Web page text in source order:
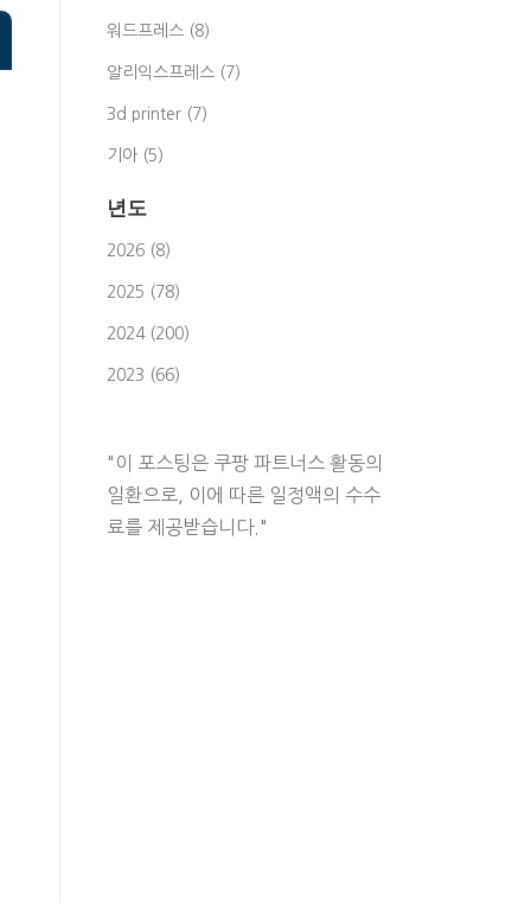
워드프레스 (8)
알리익스프레스 (7)
3d printer (7)
기아 (5)
년도
2026 (8)
2025 (78)
2024 (200)
2023 (66)
"이 포스팅은 쿠팡 파트너스 활동의
일환으로, 이에 따른 일정액의 수수
료를 제공받습니다."